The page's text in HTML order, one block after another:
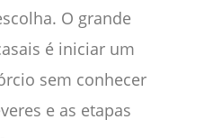
O grande
é iniciar um
sem conhecer
e as etapas